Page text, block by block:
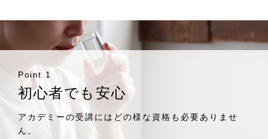
Point 1
初心者でも安心
アカデミーの受講にはどの様な資格も必要ありませ
ん。